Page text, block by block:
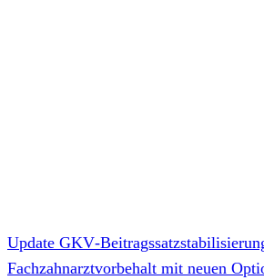
Update
Fachzahnarztvorbehalt mit neuen